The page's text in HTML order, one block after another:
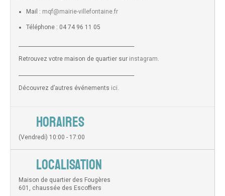
Mail : mqf@mairie-villefontaine.fr
Téléphone : 04 74 96 11 05
Retrouvez votre maison de quartier sur instagram.
Découvrez d’autres événements ici.
HORAIRES
(Vendredi) 10:00 - 17:00
LOCALISATION
Maison de quartier des Fougères
601, chaussée des Escoffiers